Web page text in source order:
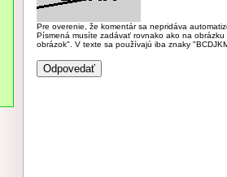
Pre overenie, že komentár sa nepridáva
Písmená musíte zadávať rovnako ako na
obrázok". V texte sa používajú iba znaky